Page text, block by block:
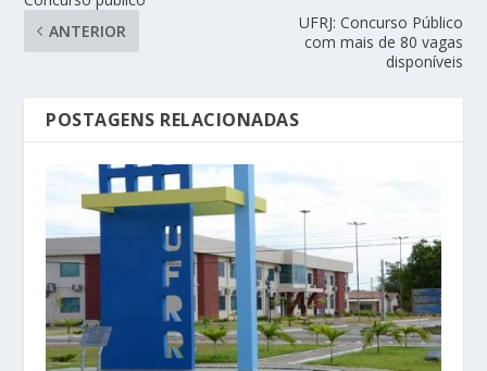
ANTERIOR
UFRJ: Concurso Público
com mais de 80 vagas
disponíveis
POSTAGENS RELACIONADAS